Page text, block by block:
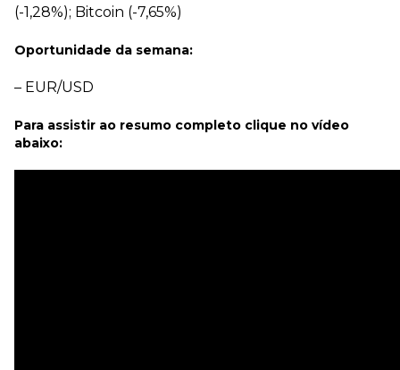
(-1,28%); Bitcoin (-7,65%)
Oportunidade da semana:
– EUR/USD
Para assistir ao resumo completo clique no vídeo
abaixo: